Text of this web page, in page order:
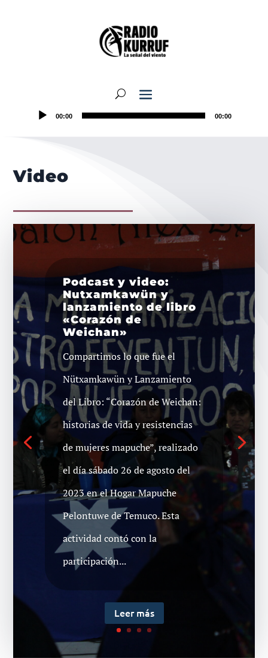
00:00 00:00
Video
Podcast y video:
Nutxamkawün y
lanzamiento de libro
«Corazón de
Weichan»
Compartimos lo que fue el
Nütxamkawün y Lanzamiento
del Libro: “Corazón de Weichan:
historias de vida y resistencias
de mujeres mapuche”, realizado
el día sábado 26 de agosto del
2023 en el Hogar Mapuche
Pelontuwe de Temuco. Esta
actividad contó con la
participación...
Leer más
[Video] Temuco:
Punto de prensa y
concentración por la
libertad de Alonso
Oses Aguirre
Alonso Andrés Oses Aguirre
único condenado de la revuelta
en la ciudad, producto de las
protestas sociales durante el
estallido en el año 2019.
https://www.youtube.com/watch
?v=Ia5wEBIobk8 Su madre
Yessica Aguirre Reucan agradeció
a quienes se hicieron presentes...